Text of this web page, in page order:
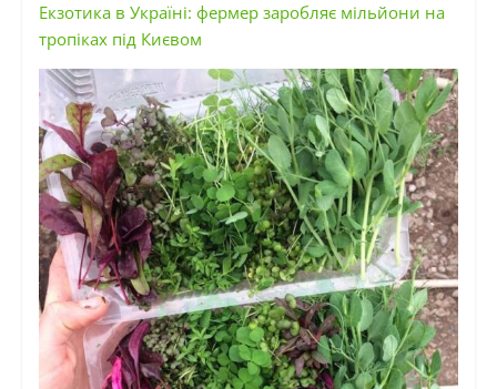
Екзотика в Україні: фермер заробляє мільйони на
тропіках під Києвом